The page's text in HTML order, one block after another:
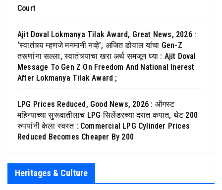
Court
Ajit Doval Lokmanya Tilak Award, Great News, 2026 :
‘स्वातंत्र्य म्हणजे मनमानी नव्हे’, अजित डोवाल यांचा Gen-Z
तरूणांना सल्ला, स्वातंत्र्याचा खरा अर्थ समजून घ्या : Ajit Doval
Message To Gen Z On Freedom And National Inerest
After Lokmanya Tilak Award ;
LPG Prices Reduced, Good News, 2026 : ऑगस्ट
महिन्याच्या सुरूवातीलाच LPG सिलेंडरच्या दरात कपात, थेट 200
रुपयांनी केला स्वस्त : Commercial LPG Cylinder Prices
Reduced Becomes Cheaper By 200
Heritages & Culture